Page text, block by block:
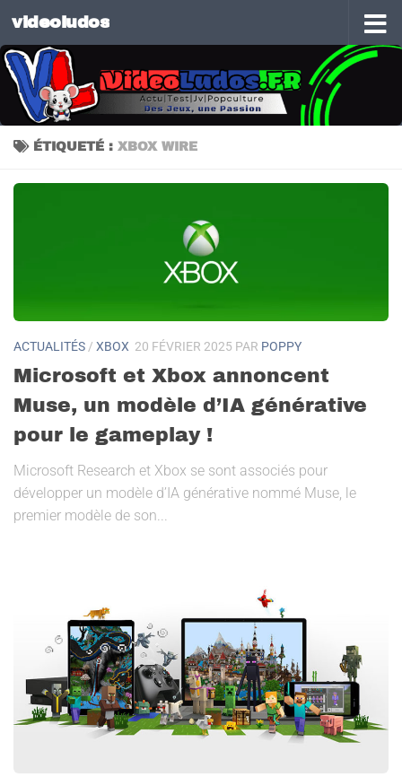
Skip to content
videoludos
ÉTIQUETÉ : XBOX WIRE
ACTUALITÉS / XBOX 20 FÉVRIER 2025 PAR POPPY
Microsoft et Xbox annoncent
Muse, un modèle d’IA générative
pour le gameplay !
Microsoft Research et Xbox se sont associés pour
développer un modèle d’IA générative nommé Muse, le
premier modèle de son...